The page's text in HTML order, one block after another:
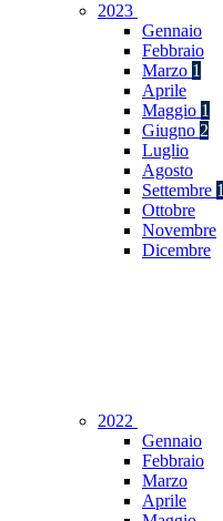
2023
Gennaio
Febbraio
Marzo 1
Aprile
Maggio 1
Giugno 2
Luglio
Agosto
Settembre 1
Ottobre
Novembre
Dicembre
2022
Gennaio
Febbraio
Marzo
Aprile